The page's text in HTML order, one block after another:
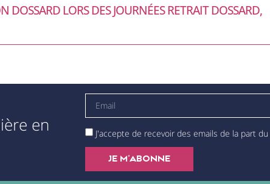
DOSSARD LORS DES JOURNÉES RETRAIT DOSSARD,
en J'accepte de recevoir des emails de la part
JE M'ABONNE